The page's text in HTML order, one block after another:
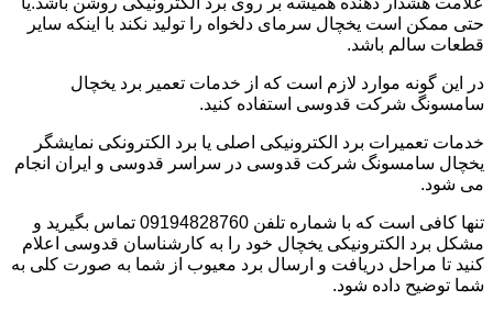
حتی ممکن است یخچال سرمای دلخواه را تولید نکند با اینکه سایر
قطعات سالم باشد.
در این گونه موارد لازم است که از خدمات تعمیر برد یخچال
سامسونگ شرکت قدوسی استفاده کنید.
خدمات تعمیرات برد الکترونیکی اصلی یا برد الکترونکی نمایشگر
یخچال سامسونگ شرکت قدوسی در سراسر قدوسی و ایران انجام
می شود.
تنها کافی است که با شماره تلفن 09194828760 تماس بگیرید و
مشکل برد الکترونیکی یخچال خود را به کارشناسان قدوسی اعلام
کنید تا مراحل دریافت و ارسال برد معیوب از شما به صورت کلی به
شما توضیح داده شود.